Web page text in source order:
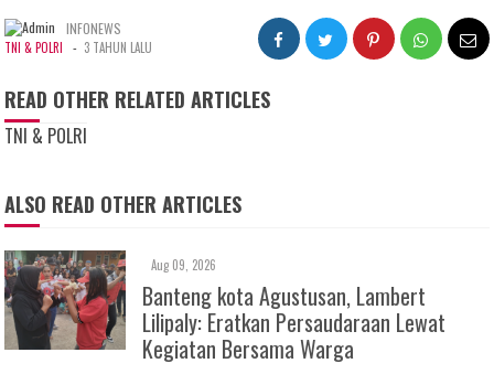
INFONEWS
TNI & POLRI - 3 TAHUN LALU
READ OTHER RELATED ARTICLES
TNI & POLRI
ALSO READ OTHER ARTICLES
Aug 09, 2026
Banteng kota Agustusan, Lambert
Lilipaly: Eratkan Persaudaraan Lewat
Kegiatan Bersama Warga